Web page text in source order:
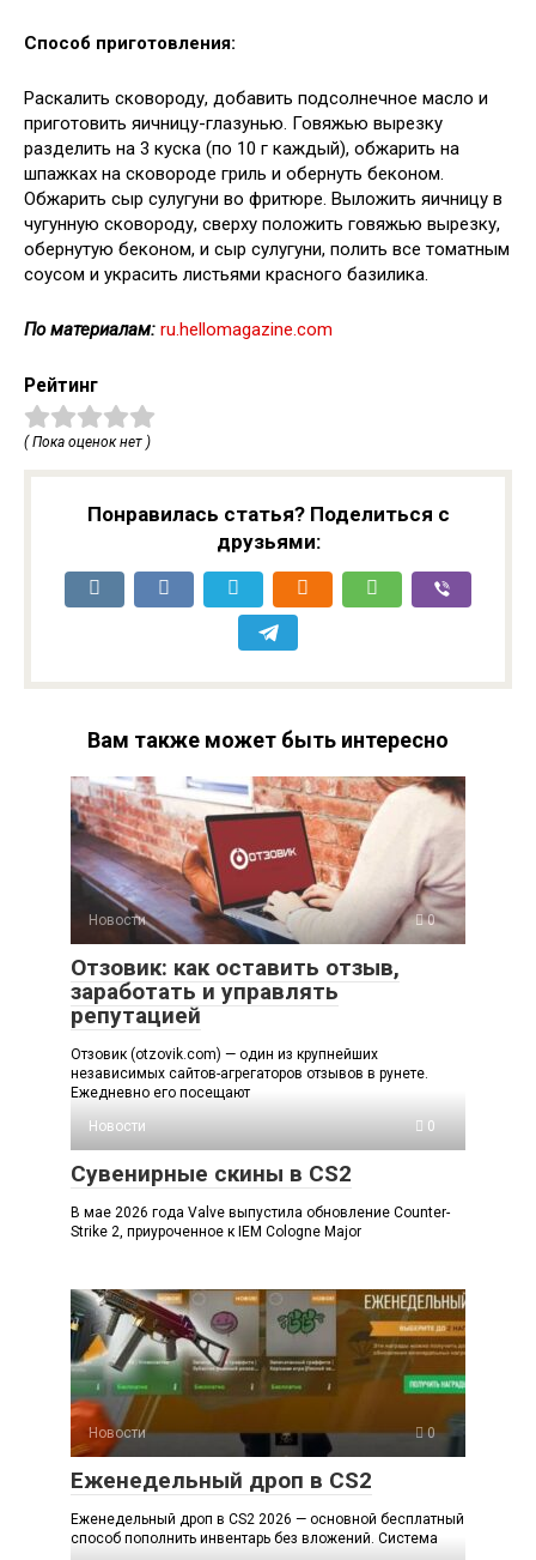
Способ приготовления:
Раскалить сковороду, добавить подсолнечное масло и
приготовить яичницу-глазунью. Говяжью вырезку
разделить на 3 куска (по 10 г каждый), обжарить на
шпажках на сковороде гриль и обернуть беконом.
Обжарить сыр сулугуни во фритюре. Выложить яичницу в
чугунную сковороду, сверху положить говяжью вырезку,
обернутую беконом, и сыр сулугуни, полить все томатным
соусом и украсить листьями красного базилика.
По материалам: ru.hellomagazine.com
Рейтинг
( Пока оценок нет )
Понравилась статья? Поделиться с
друзьями:
Вам также может быть интересно
Новости 0
Отзовик: как оставить отзыв,
заработать и управлять
репутацией
Отзовик (otzovik.com) — один из крупнейших
независимых сайтов-агрегаторов отзывов в рунете.
Ежедневно его посещают
Новости
0
Сувенирные скины в CS2
В мае 2026 года Valve выпустила обновление Counter-
Strike 2, приуроченное к IEM Cologne Major
Новости 0
Еженедельный дроп в CS2
Еженедельный дроп в CS2 2026 — основной бесплатный
способ пополнить инвентарь без вложений. Система